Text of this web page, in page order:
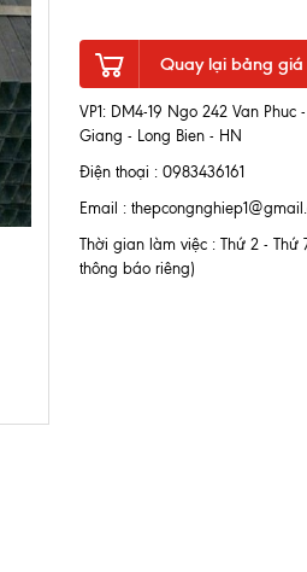
Quay lại bảng giá
VP1: DM4-19 Ngo 242 Van
Giang - Long Bien - HN
Điện thoại : 0983436161
Email :
Thời gian làm việc : Thứ 2 - Thứ
thông báo riêng)